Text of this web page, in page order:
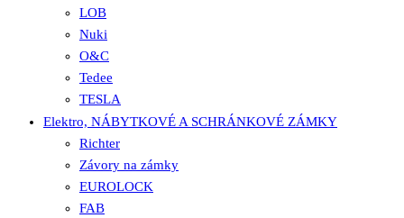
LOB
Nuki
O&C
Tedee
TESLA
Elektro, NÁBYTKOVÉ A SCHRÁNKOVÉ ZÁMKY
Richter
Závory na zámky
EUROLOCK
FAB